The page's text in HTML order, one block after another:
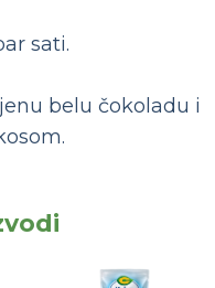
sati.
belu čokoladu i